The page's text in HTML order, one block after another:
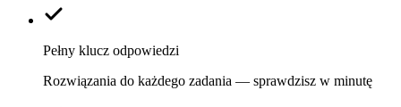
Pełny klucz odpowiedzi
Rozwiązania do każdego zadania — sprawdzisz w minutę